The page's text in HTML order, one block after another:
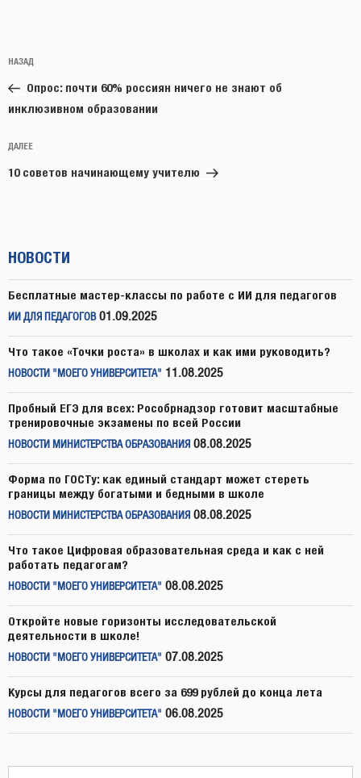
по
записям
Предыдущая
запись:
НАЗАД
Опрос: почти 60% россиян ничего не знают об
инклюзивном образовании
Следующая
запись
ДАЛЕЕ
10 советов начинающему учителю
НОВОСТИ
Бесплатные мастер-классы по работе с ИИ для педагогов
ИИ ДЛЯ ПЕДАГОГОВ 01.09.2025
Что такое «Точки роста» в школах и как ими руководить?
НОВОСТИ "МОЕГО УНИВЕРСИТЕТА" 11.08.2025
Пробный ЕГЭ для всех: Рособрнадзор готовит масштабные
тренировочные экзамены по всей России
НОВОСТИ МИНИСТЕРСТВА ОБРАЗОВАНИЯ 08.08.2025
Форма по ГОСТу: как единый стандарт может стереть
границы между богатыми и бедными в школе
НОВОСТИ МИНИСТЕРСТВА ОБРАЗОВАНИЯ 08.08.2025
Что такое Цифровая образовательная среда и как с ней
работать педагогам?
НОВОСТИ "МОЕГО УНИВЕРСИТЕТА" 08.08.2025
Откройте новые горизонты исследовательской
деятельности в школе!
НОВОСТИ "МОЕГО УНИВЕРСИТЕТА" 07.08.2025
Курсы для педагогов всего за 699 рублей до конца лета
НОВОСТИ "МОЕГО УНИВЕРСИТЕТА" 06.08.2025